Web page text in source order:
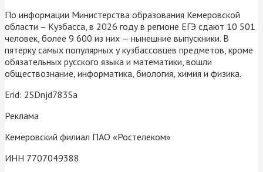
По информации Министерства образования Кемеровской
области – Кузбасса, в 2026 году в регионе ЕГЭ сдают 10 501
человек, более 9 600 из них — нынешние выпускники. В
пятерку самых популярных у кузбассовцев предметов, кроме
обязательных русского языка и математики, вошли
обществознание, информатика, биология, химия и физика.
Erid: 2SDnjd783Sa
Реклама
Кемеровский филиал ПАО «Ростелеком»
ИНН 7707049388